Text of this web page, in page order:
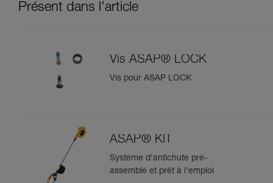
Présent dans l'article
Vis ASAP® LOCK
Vis pour ASAP LOCK
ASAP® KIT
Système d’antichute pré-
assemblé et prêt à l'emploi